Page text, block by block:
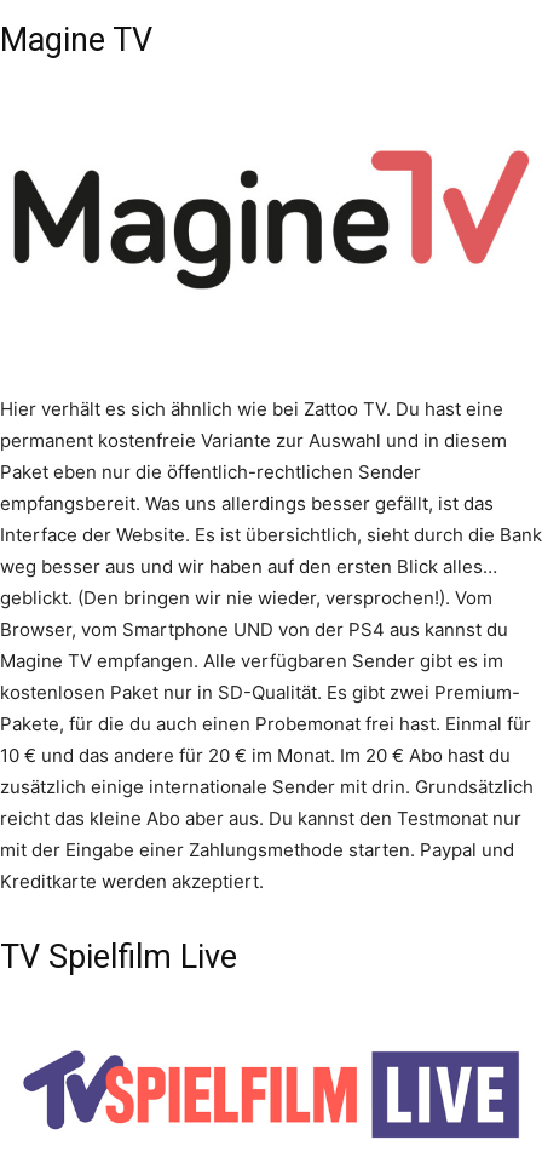
Magine TV
Hier verhält es sich ähnlich wie bei Zattoo TV. Du hast eine
permanent kostenfreie Variante zur Auswahl und in diesem
Paket eben nur die öffentlich-rechtlichen Sender
empfangsbereit. Was uns allerdings besser gefällt, ist das
Interface der Website. Es ist übersichtlich, sieht durch die Bank
weg besser aus und wir haben auf den ersten Blick alles…
geblickt. (Den bringen wir nie wieder, versprochen!). Vom
Browser, vom Smartphone UND von der PS4 aus kannst du
Magine TV empfangen. Alle verfügbaren Sender gibt es im
kostenlosen Paket nur in SD-Qualität. Es gibt zwei Premium-
Pakete, für die du auch einen Probemonat frei hast. Einmal für
10 € und das andere für 20 € im Monat. Im 20 € Abo hast du
zusätzlich einige internationale Sender mit drin. Grundsätzlich
reicht das kleine Abo aber aus. Du kannst den Testmonat nur
mit der Eingabe einer Zahlungsmethode starten. Paypal und
Kreditkarte werden akzeptiert.
TV Spielfilm Live